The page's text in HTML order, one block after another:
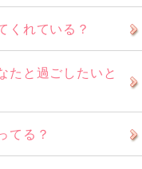
くれている？
たと過ごしたいと
てる？